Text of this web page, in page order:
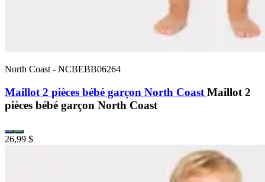
North Coast - NCBEBB06264
Maillot 2 pièces bébé garçon North Coast Maillot 2
pièces bébé garçon North Coast
26,99 $